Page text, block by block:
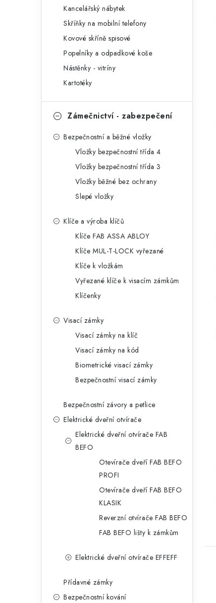
Kancelářský nábytek
Skříňky na mobilní telefony
Kovové skříně spisové
Popelníky a odpadkové koše
Nástěnky - vitríny
Kartotéky
Zámečnictví - zabezpečení
Bezpečnostní a běžné vložky
Vložky bezpečnostní třída 4
Vložky bezpečnostní třída 3
Vložky běžné bez ochrany
Slepé vložky
Klíče a výroba klíčů
Klíče FAB ASSA ABLOY
Klíče MUL-T-LOCK vyřezané
Klíče k vložkám
Vyřezané klíče k visacím zámkům
Klíčenky
Visací zámky
Visací zámky na klíč
Visací zámky na kód
Biometrické visací zámky
Bezpečnostní visací zámky
Bezpečnostní závory a petlice
Elektrické dveřní otvírače
Elektrické dveřní otvírače FAB
BEFO
Otevírače dveří FAB BEFO
PROFI
Otevírače dveří FAB BEFO
KLASIK
Reverzní otvírače FAB BEFO
FAB BEFO lišty k zámkům
Elektrické dveřní otvírače EFFEFF
Přídavné zámky
Bezpečnostní kování